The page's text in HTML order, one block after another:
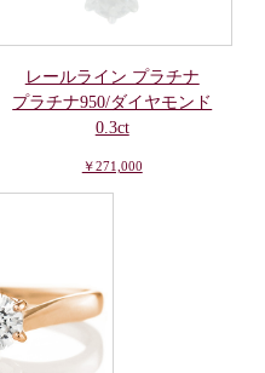
レールライン プラチナ
プラチナ950/ダイヤモンド
0.3ct
￥271,000